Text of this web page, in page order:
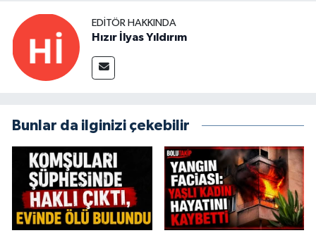
EDITÖR HAKKINDA
Hızır İlyas Yıldırım
Bunlar da ilginizi çekebilir